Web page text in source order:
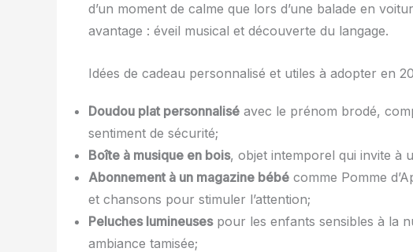
d’un moment de calme que lors d’une balade en
avantage : éveil musical et découverte du langage.
Idées de cadeau personnalisé et utiles à adopter en
Doudou plat personnalisé avec le prénom brodé,
sentiment de sécurité;
Boîte à musique en bois, objet intemporel qui invite à
Abonnement à un magazine bébé comme Pomme
et chansons pour stimuler l’attention;
Peluches lumineusespour les enfants sensibles à la
ambiance tamisée;